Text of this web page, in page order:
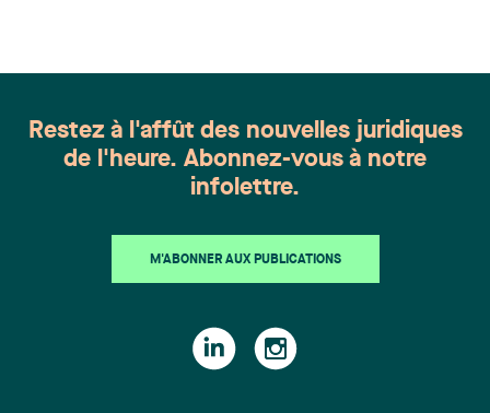
Restez à l'affût des nouvelles juridiques
de l'heure. Abonnez-vous à notre
infolettre.
M'ABONNER AUX PUBLICATIONS